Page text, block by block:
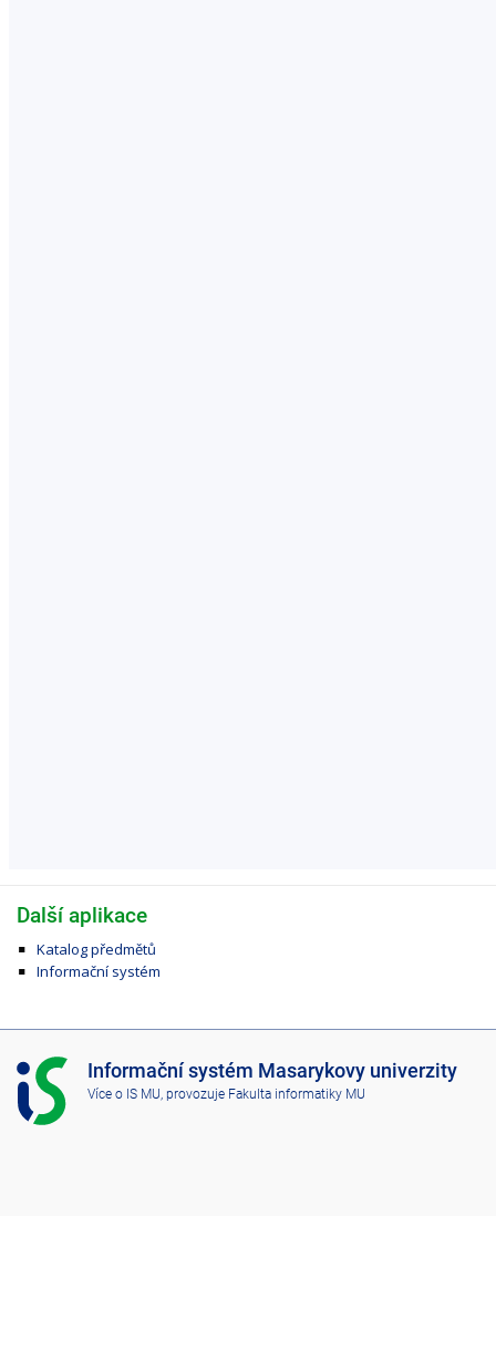
Další aplikace
Katalog předmětů
Informační systém
I
S
M
Informační systém Masarykovy univerzity
Více o IS MU , provozuje Fakulta informatiky MU